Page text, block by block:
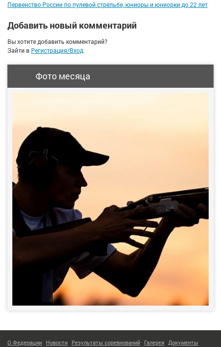
Первенство России по пулевой стрельбе, юниоры и юниорки до 22 лет
Добавить новый комментарий
Вы хотите добавить комментарий?
Зайти в Регистрация/Вход
Фото месяца
О Федерации Новости Результаты соревнований Галерея Документы